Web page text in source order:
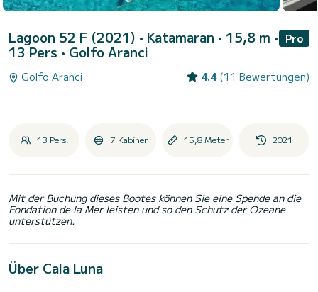
Lagoon 52 F (2021) • Katamaran • 15,8 m •
13 Pers • Golfo Aranci
Pro
Golfo Aranci 4.4 (11 Bewertungen)
13 Pers. 7 Kabinen 15,8 Meter 2021
Mit der Buchung dieses Bootes können Sie eine Spende an die
Fondation de la Mer leisten und so den Schutz der Ozeane
unterstützen.
Über Cala Luna